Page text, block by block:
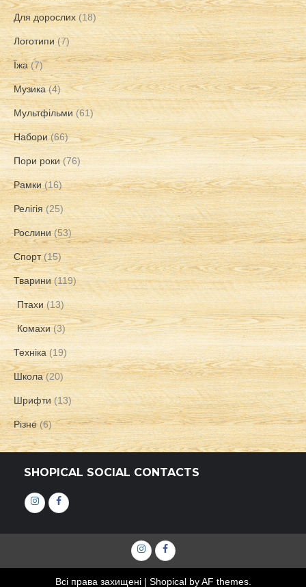
Для дорослих (18)
Логотипи (7)
Їжа (7)
Музика (4)
Мультфільми (61)
Набори (66)
Пори роки (76)
Рамки (16)
Релігія (25)
Рослини (53)
Спорт (15)
Тварини (119)
Птахи (13)
Комахи (3)
Техніка (19)
Школа (20)
Шрифти (13)
Різне (6)
SHOPICAL SOCIAL CONTACTS
ІнстаграмФейсбук
ІнстаграмФейсбук
Всі права захищені | Shopicalby AF themes.